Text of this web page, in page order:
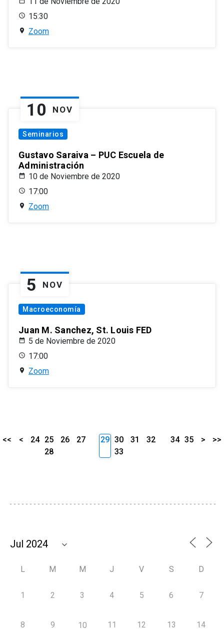
15:30
Zoom
10 NOV
Seminarios
Gustavo Saraiva – PUC Escuela de
Administración
10 de Noviembre de 2020
17:00
Zoom
5 NOV
Macroeconomía
Juan M. Sanchez, St. Louis FED
5 de Noviembre de 2020
17:00
Zoom
<< < 24 25 26
27
28
29 30 31
32
33
34 35 > >>
L M M J V S D
1 2 3 4 5 6 7
8 9 10 11 12 13 14